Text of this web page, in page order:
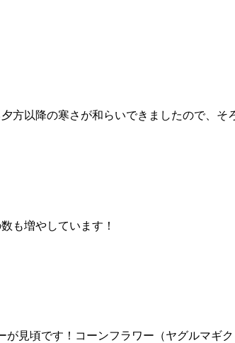
以降の寒さが和らいできましたので、そ
も増やしています！
見頃です！コーンフラワー（ヤグルマギ